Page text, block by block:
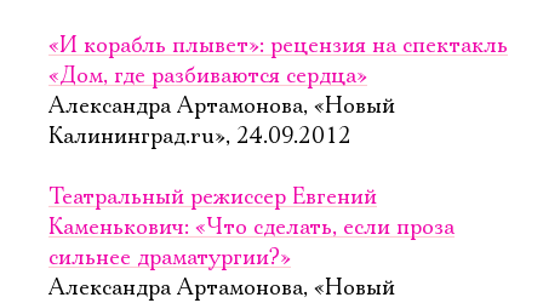
«И корабль плывет»: рецензия на спектакль
«Дом, где разбиваются сердца»
Александра Артамонова, «Новый
Калининград.ru», 24.09.2012
Театральный режиссер Евгений
Каменькович: «Что сделать, если проза
сильнее драматургии?»
Александра Артамонова, «Новый